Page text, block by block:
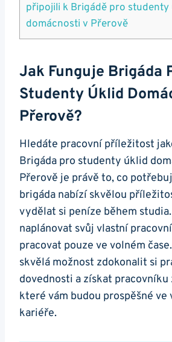
připojili k Brigádě pro studenty
domácnosti v Přerově
Jak Funguje Brigáda
Studenty Úklid
Přerově?
Hledáte pracovní příležitost
Brigáda pro studenty úklid
Přerově je právě to, co
brigáda nabízí skvělou
vydělat si peníze během
naplánovat svůj vlastní
pracovat pouze ve volném
skvělá možnost zdokonalit si
dovednosti a získat pracovníku
které vám budou prospěšné ve
kariéře.